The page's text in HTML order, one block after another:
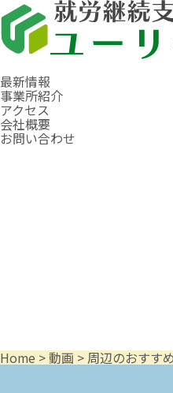
最新情報
事業所紹介
アクセス
会社概要
お問い合わせ
Home >動画 > 周辺のおすす